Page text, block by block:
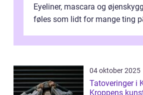
Eyeliner, mascara og
føles som lidt for mange ting
04 oktober 2025
Tatoveringer i
Kroppens